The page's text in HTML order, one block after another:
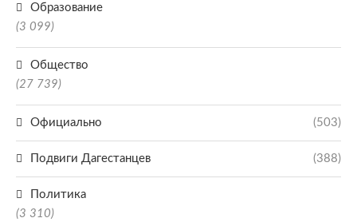
Образование
(3 099)
Общество
(27 739)
Официально (503)
Подвиги Дагестанцев (388)
Политика
(3 310)